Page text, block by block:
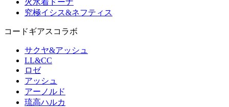
火水着ドーナ
究極イシス&ネフティス
コードギアスコラボ
サクヤ&アッシュ
LL&CC
ロゼ
アッシュ
アーノルド
琉高ハルカ